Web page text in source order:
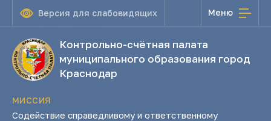
Версия для слабовидящих Меню
Контрольно-счётная палата
муниципального образования город
Краснодар
МИССИЯ
Содействие справедливому и ответственному